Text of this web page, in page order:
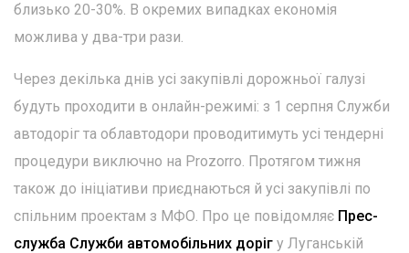
близько 20-30%. В окремих випадках економія
можлива у два-три рази.
Через декілька днів усі закупівлі дорожньої галузі
будуть проходити в онлайн-режимі: з 1 серпня Служби
автодоріг та облавтодори проводитимуть усі тендерні
процедури виключно на Prozorro. Протягом тижня
також до ініціативи приєднаються й усі закупівлі по
спільним проектам з МФО. Про це повідомляє Прес-
служба Служби автомобільних доріг у Луганській